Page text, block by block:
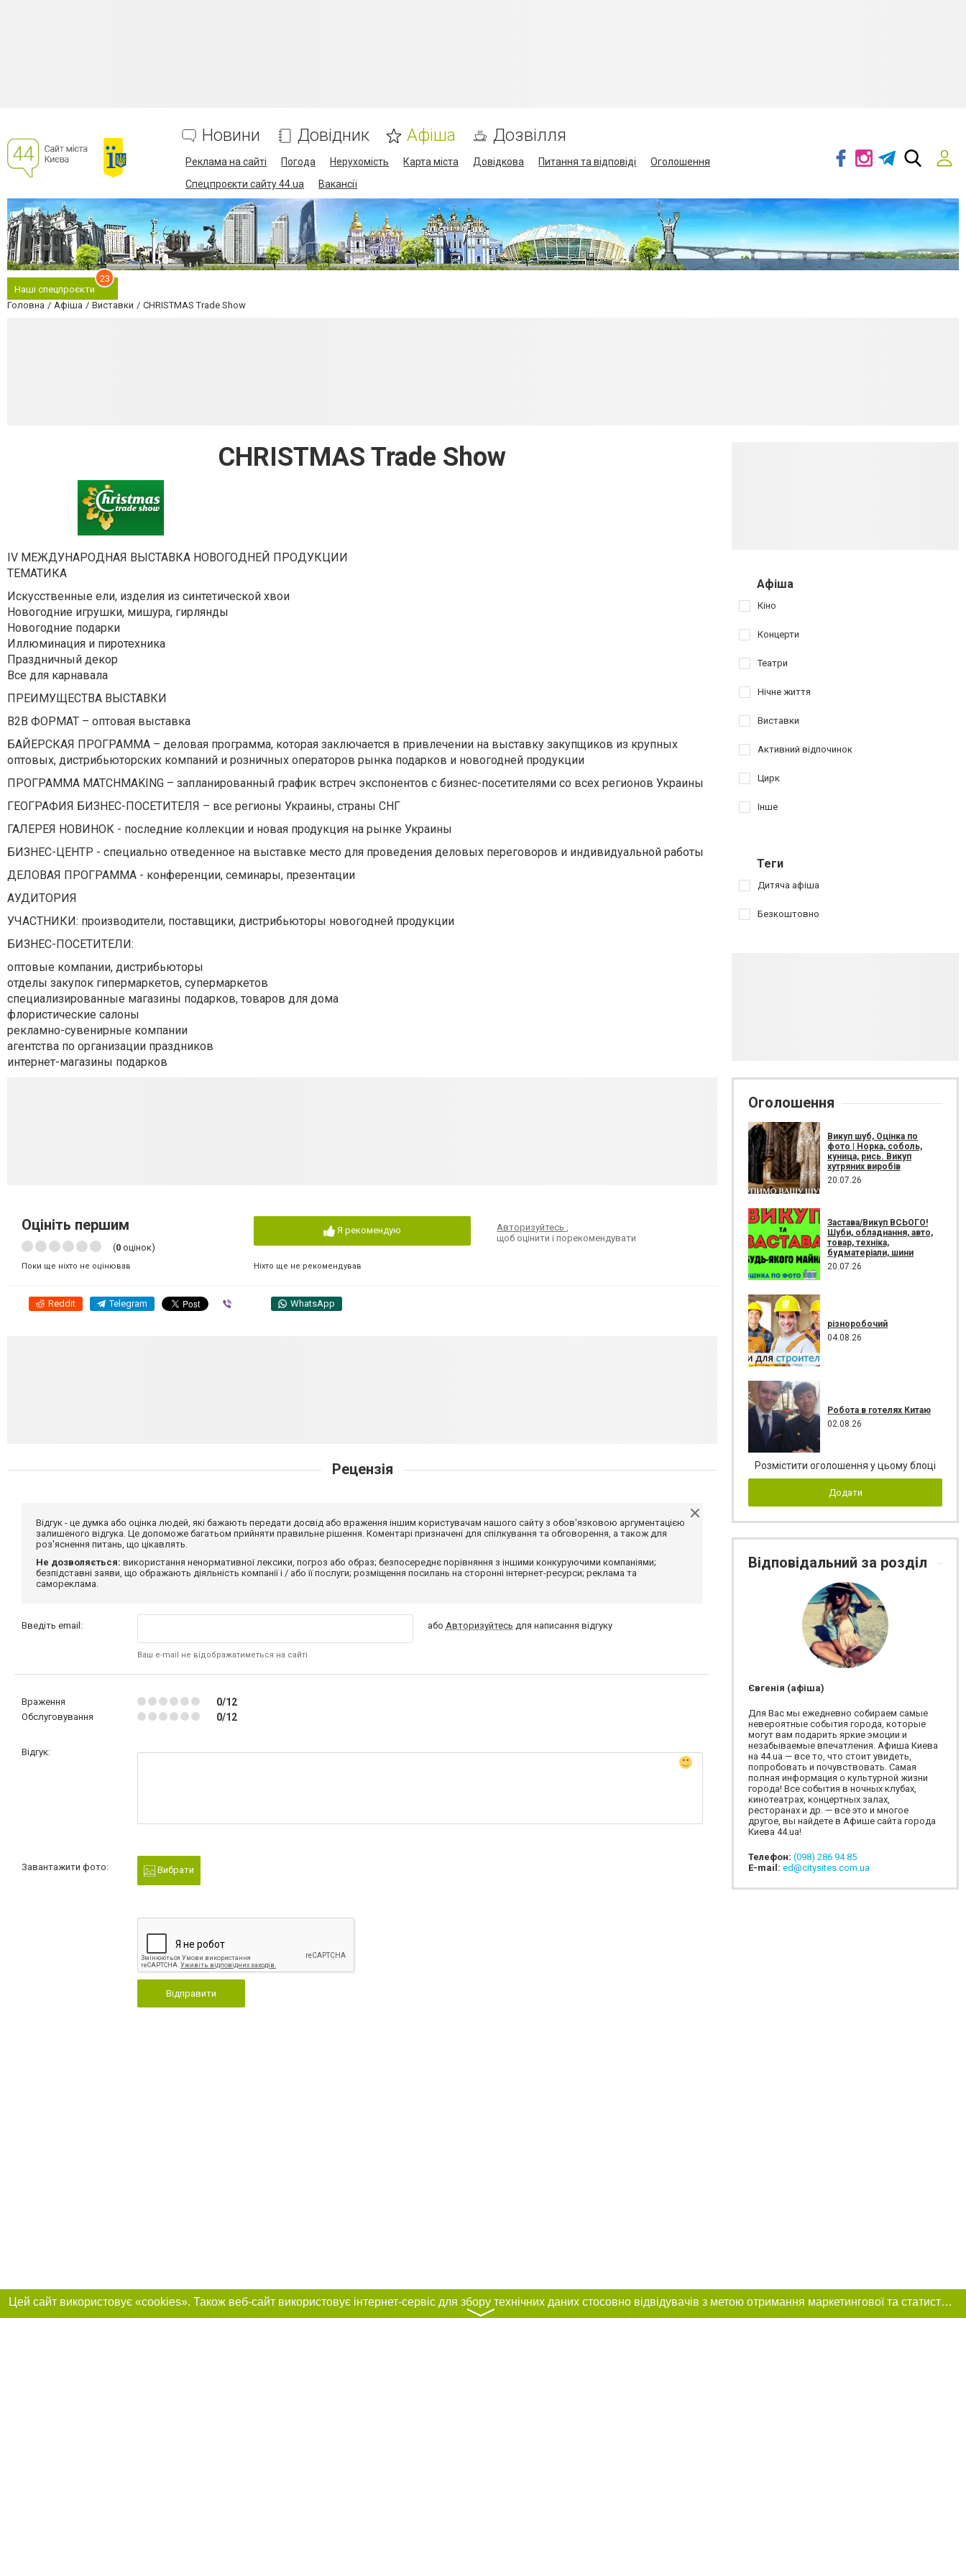
Новини Довідник Афіша Дозвілля
Реклама на сайті Погода Нерухомість Карта міста Довідкова Питання та відповіді
Оголошення
Спецпроєкти сайту 44.ua
Вакансії
Наші спецпроєкти
23
Головна Афіша Виставки CHRISTMAS Trade Show
CHRISTMAS Trade Show
IV МЕЖДУНАРОДНАЯ ВЫСТАВКА НОВОГОДНЕЙ ПРОДУКЦИИ
ТЕМАТИКА
Искусственные ели, изделия из синтетической хвои
Новогодние игрушки, мишура, гирлянды
Новогодние подарки
Иллюминация и пиротехника
Праздничный декор
Все для карнавала
ПРЕИМУЩЕСТВА ВЫСТАВКИ
B2B ФОРМАТ – оптовая выставка
БАЙЕРСКАЯ ПРОГРАММА – деловая программа, которая заключается в привлечении на выставку закупщиков из крупных
оптовых, дистрибьюторских компаний и розничных операторов рынка подарков и новогодней продукции
ПРОГРАММА MATCHMAKING – запланированный график встреч экспонентов с бизнес-посетителями со всех регионов Украины
ГЕОГРАФИЯ БИЗНЕС-ПОСЕТИТЕЛЯ – все регионы Украины, страны СНГ
ГАЛЕРЕЯ НОВИНОК - последние коллекции и новая продукция на рынке Украины
БИЗНЕС-ЦЕНТР - специально отведенное на выставке место для проведения деловых переговоров и индивидуальной работы
ДЕЛОВАЯ ПРОГРАММА - конференции, семинары, презентации
АУДИТОРИЯ
УЧАСТНИКИ: производители, поставщики, дистрибьюторы новогодней продукции
БИЗНЕС-ПОСЕТИТЕЛИ:
оптовые компании, дистрибьюторы
отделы закупок гипермаркетов, супермаркетов
специализированные магазины подарков, товаров для дома
флористические салоны
рекламно-сувенирные компании
агентства по организации праздников
интернет-магазины подарков
Оцініть першим
(0 оцінок)
Поки ще ніхто не оцінював
Я рекомендую
Ніхто ще не рекомендував
Авторизуйтесь,
щоб оцінити і порекомендувати
Reddit Telegram WhatsApp
Рецензія
Відгук - це думка або оцінка людей, які бажають передати досвід або враження іншим користувачам нашого сайту з обов'язковою аргументацією
залишеного відгука. Це допоможе багатьом прийняти правильне рішення. Коментарі призначені для спілкування та обговорення, а також для
роз'яснення питань, що цікавлять.
Не дозволяється: використання ненормативної лексики, погроз або образ; безпосереднє порівняння з іншими конкуруючими компаніями;
безпідставні заяви, що ображають діяльність компанії і / або її послуги; розміщення посилань на сторонні інтернет-ресурси; реклама та
самореклама.
Введіть email:
Ваш e-mail не відображатиметься на сайті
або Авторизуйтесь для написання відгуку
Враження 0/12
Обслуговування 0/12
Відгук:
Завантажити фото: Вибрати
Відправити
Афіша
Кіно
Концерти
Театри
Нічне життя
Виставки
Активний відпочинок
Цирк
Інше
Теги
Дитяча афіша
Безкоштовно
Оголошення
Викуп шуб, Оцінка по
фото | Норка, соболь,
куница, рись. Викуп
хутряних виробів
20.07.26
Застава/Викуп ВСЬОГО!
Шуби, обладнання, авто,
товар, техніка,
будматеріали, шини
20.07.26
різноробочий
04.08.26
Робота в готелях Китаю
02.08.26
Розмістити оголошення у цьому блоці
Додати
Відповідальний за розділ
Євгенія (афіша)
Для Вас мы ежедневно собираем самые
невероятные события города, которые
могут вам подарить яркие эмоции и
незабываемые впечатления. Афиша Киева
на 44.ua — все то, что стоит увидеть,
попробовать и почувствовать. Самая
полная информация о культурной жизни
города! Все события в ночных клубах,
кинотеатрах, концертных залах,
ресторанах и др. — все это и многое
другое, вы найдете в Афише сайта города
Киева 44.ua!
Телефон: (098) 286 94 85
E-mail: ed@citysites.com.ua
Цей сайт використовує «cookies». Також веб-сайт використовує інтернет-сервіс для збору технічних даних стосовно відвідувачів з метою отримання маркетингової та статистичної інформації. Умови обробки даних відвідувачів сайту див.
〉